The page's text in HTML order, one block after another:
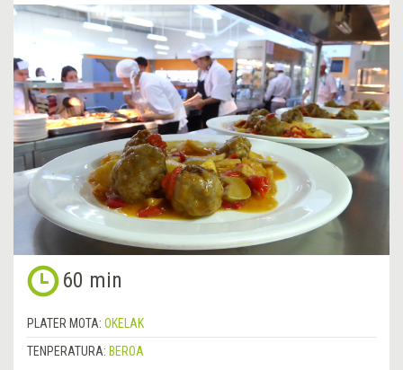
60 min
PLATER MOTA: OKELAK
TENPERATURA: BEROA